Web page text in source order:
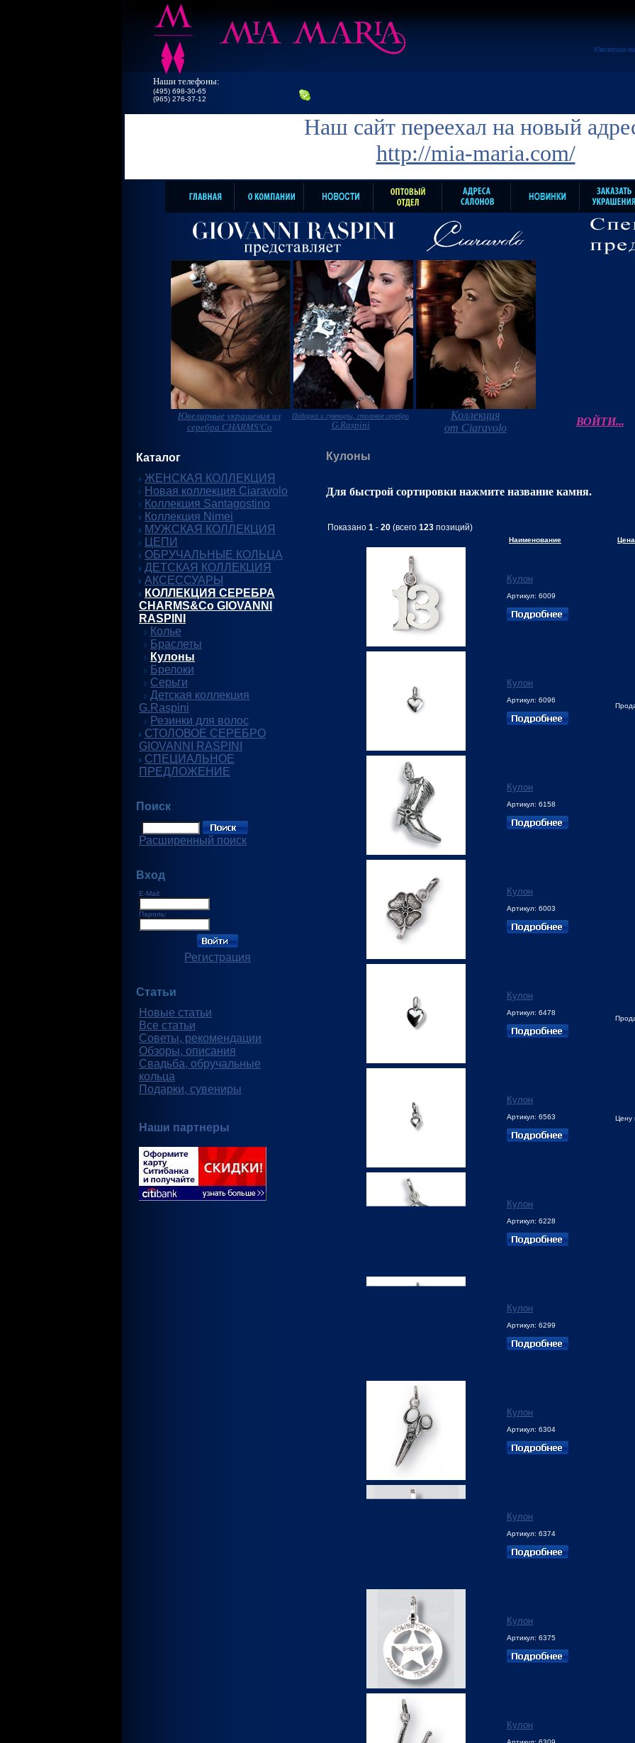
Ювелирные
Наши телефоны:
(495) 698-30-65
(965) 276-37-12
Наш сайт переехал на новый
http://mia-maria.com/
Ювелирные украшения из
серебра CHARMS'Co
Подарки и сувениры, столовое серебро
G.Raspini
Коллекция
от Ciaravolo
ВОЙТИ...
Каталог
ЖЕНСКАЯ КОЛЛЕКЦИЯ
Новая коллекция Ciaravolo
Коллекция Santagostino
Коллекция Nimei
МУЖСКАЯ КОЛЛЕКЦИЯ
ЦЕПИ
ОБРУЧАЛЬНЫЕ КОЛЬЦА
ДЕТСКАЯ КОЛЛЕКЦИЯ
АКСЕССУАРЫ
КОЛЛЕКЦИЯ СЕРЕБРА
CHARMS&Co GIOVANNI
RASPINI
Колье
Браслеты
Кулоны
Брелоки
Серьги
Детская коллекция
G.Raspini
Резинки для волос
СТОЛОВОЕ СЕРЕБРО
GIOVANNI RASPINI
СПЕЦИАЛЬНОЕ
ПРЕДЛОЖЕНИЕ
Поиск
Расширенный поиск
Вход
E-Mail:
Пароль:
Регистрация
Статьи
Новые статьи
Все статьи
Советы, рекомендации
Обзоры, описания
Свадьба, обручальные
кольца
Подарки, сувениры
Наши партнеры
Кулоны
Для быстрой сортировки нажмите название камня.
Показано 1 - 20 (всего 123 позиций)
Наименование Цена
Кулон
Артикул: 6009
Кулон
Артикул: 6096
Кулон
Артикул: 6158
Кулон
Артикул: 6003
Кулон
Артикул: 6478
Кулон
Артикул: 6563 Цену
Кулон
Артикул: 6228
Кулон
Артикул: 6299
Кулон
Артикул: 6304
Кулон
Артикул: 6374
Кулон
Артикул: 6375
Кулон